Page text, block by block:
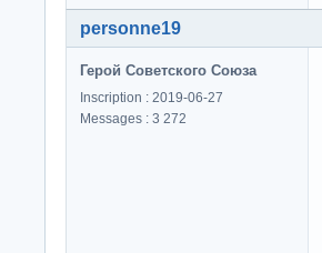
personne19
Герой Советского Союза
Inscription : 2019-06-27
Messages : 3 272